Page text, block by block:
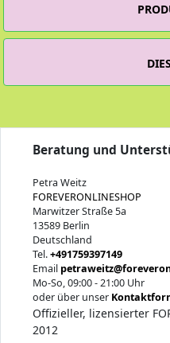
Beratung und
Petra Weitz
FOREVERONLINESHOP
Marwitzer Straße 5a
13589 Berlin
Deutschland
Tel.+491759397149
Email
Mo-So, 09:00 - 21:00 Uhr
oder über unser
Offizieller, lizensierter
2012